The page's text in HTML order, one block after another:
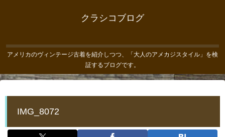
クラシコブログ
アメリカのヴィンテージ古着を紹介しつつ、「大人のアメカジスタイル」を検
証するブログです。
IMG_8072